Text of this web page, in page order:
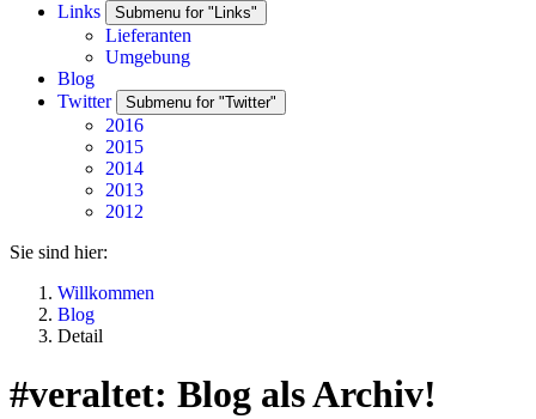
Links
Submenu for "Links"
Lieferanten
Umgebung
Blog
Twitter
Submenu for "Twitter"
2016
2015
2014
2013
2012
Sie sind hier:
Willkommen
Blog
Detail
#veraltet: Blog als Archiv!